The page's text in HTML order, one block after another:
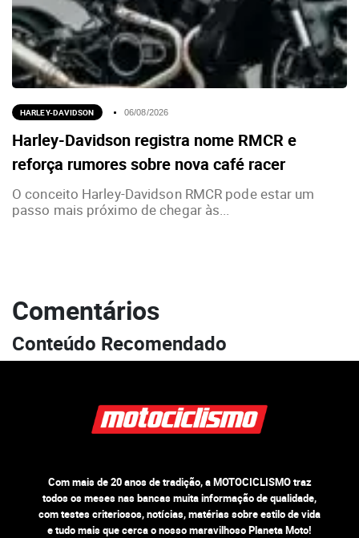
HARLEY-DAVIDSON 06/08/2026
Harley-Davidson registra nome RMCR e
reforça rumores sobre nova café racer
O conceito Harley-Davidson RMCR pode estar um
passo mais próximo de chegar às...
Comentários
Conteúdo Recomendado
Com mais de 20 anos de tradição, a MOTOCICLISMO traz
todos os meses nas bancas muita informação de qualidade,
com testes criteriosos, notícias, matérias sobre estilo de vida
e tudo mais que cerca o nosso maravilhoso Planeta Moto!